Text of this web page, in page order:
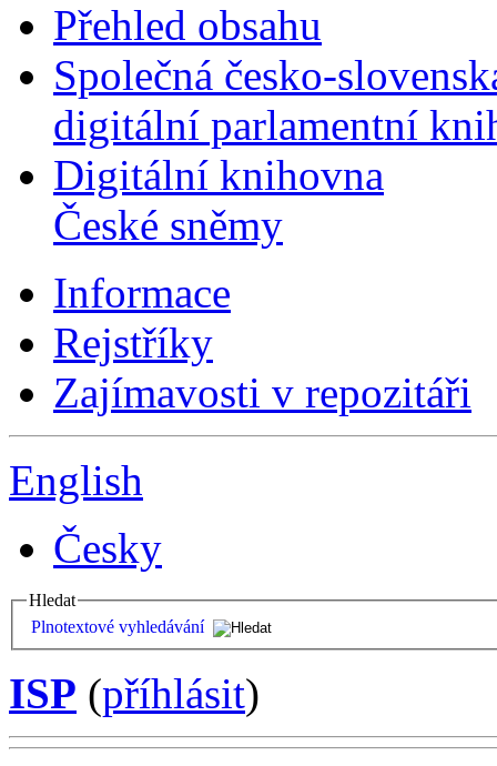
Přehled obsahu
Společná česko-
digitální parlamentní
Digitální knihovna
České sněmy
Informace
Rejstříky
Zajímavosti v repozitáři
English
Česky
Hledat
Plnotextové vyhledávání
ISP (příhlásit)